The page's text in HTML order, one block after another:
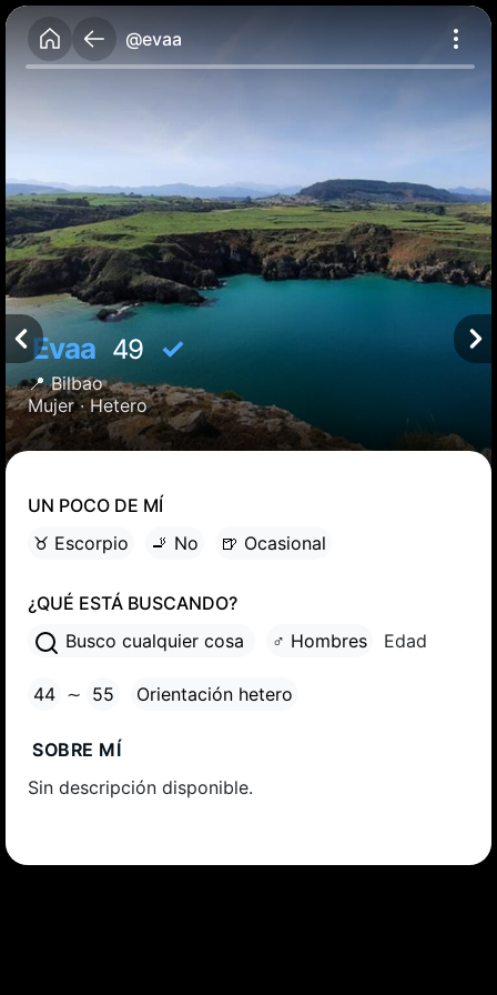
@evaa
Evaa 49✓
📍Bilbao
Mujer ·Hetero
UN POCO DE MÍ
♉ Escorpio
🚬 No 🍺 Ocasional
¿QUÉ ESTÁ BUSCANDO?
Busco cualquier cosa
♂ Hombres Edad
44 ∼ 55 Orientación hetero
SOBRE MÍ
Sin descripción disponible.